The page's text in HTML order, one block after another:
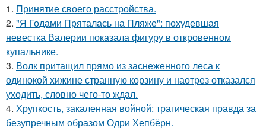
1. Принятие своего расстройства.
2. "Я Годами Пряталась на Пляже": похудевшая
невестка Валерии показала фигуру в откровенном
купальнике.
3. Волк притащил прямо из заснеженного леса к
одинокой хижине странную корзину и наотрез отказался
уходить, словно чего-то ждал.
4. Хрупкость, закаленная войной: трагическая правда за
безупречным образом Одри Хепбёрн.